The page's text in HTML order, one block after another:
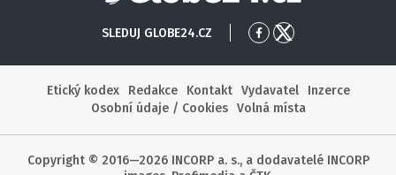
SLEDUJ GLOBE24.CZ
PřejítPřejít
Etický kodex
Redakce Kontakt Vydavatel
Inzerce
Osobní údaje / Cookies
Volná místa
Copyright © 2016—2026 INCORP a. s., a dodavatelé INCORP